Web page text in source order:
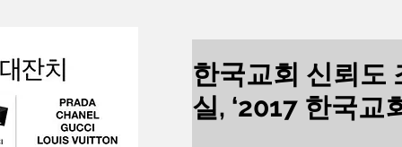
한국교회 신뢰도
실, ‘2017 한국교